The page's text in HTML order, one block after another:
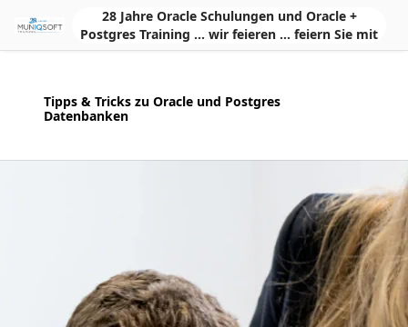
Skip to Main Content28 Jahre Oracle Schulungen und Oracle +
Postgres Training ... wir feieren ... feiern Sie mit
Tipps & Tricks zu Oracle und Postgres
Datenbanken